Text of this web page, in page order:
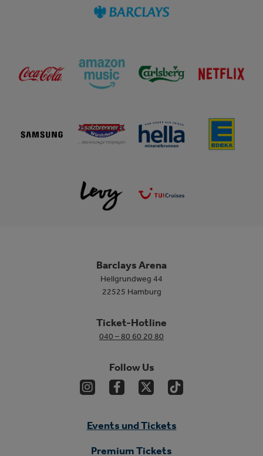
Barclays Arena
Hellgrundweg 44
22525 Hamburg
Ticket-Hotline
040 – 80 60 20 80
Follow Us
Events und Tickets
Premium Tickets